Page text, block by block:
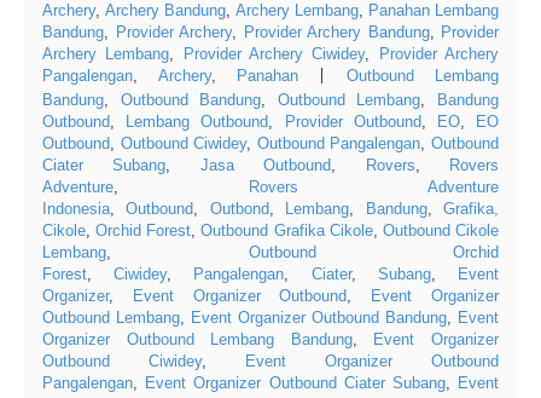
Archery, Archery Bandung, Archery Lembang, Panahan Lembang
Bandung, Provider Archery, Provider Archery Bandung, Provider
Archery Lembang, Provider Archery Ciwidey,
Provider Archery
Pangalengan, Archery, Panahan
Outbound Lembang
Bandung, Outbound Bandung, Outbound Lembang,
Bandung
Outbound, Lembang Outbound, Provider Outbound, EO,
EO
Outbound, Outbound Ciwidey, Outbound Pangalengan,Outbound
Ciater Subang, Jasa Outbound, Rovers,
Rovers
Adventure,
Rovers Adventure
Indonesia,Outbound, Outbond, Lembang, Bandung,Grafika,
Cikole,Orchid Forest,Outbound Grafika Cikole, Outbound Cikole
Lembang, Outbound Orchid
Forest,Ciwidey, Pangalengan, Ciater, Subang,
Event
Organizer, Event Organizer Outbound,
Event Organizer
Outbound Lembang, Event Organizer Outbound Bandung, Event
Organizer Outbound Lembang Bandung,
Event Organizer
Outbound Ciwidey,
Event Organizer Outbound
Pangalengan, Event Organizer Outbound Ciater Subang, Event